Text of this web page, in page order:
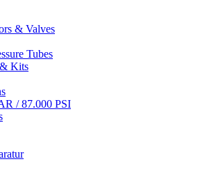
& Valves
Tubes
Kits
/ 87.000 PSI